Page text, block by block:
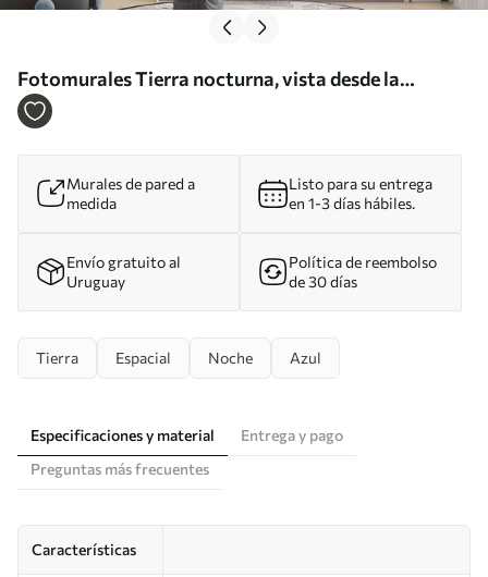
Fotomurales Tierra nocturna, vista desde la
estratosfera Nr. u62035
Murales de pared a
medida
Listo para su entrega
en 1-3 días hábiles.
Envío gratuito al
Uruguay
Política de reembolso
de 30 días
Tierra Espacial Noche Azul
Especificaciones y material
Entrega y pago
Preguntas más frecuentes
Características